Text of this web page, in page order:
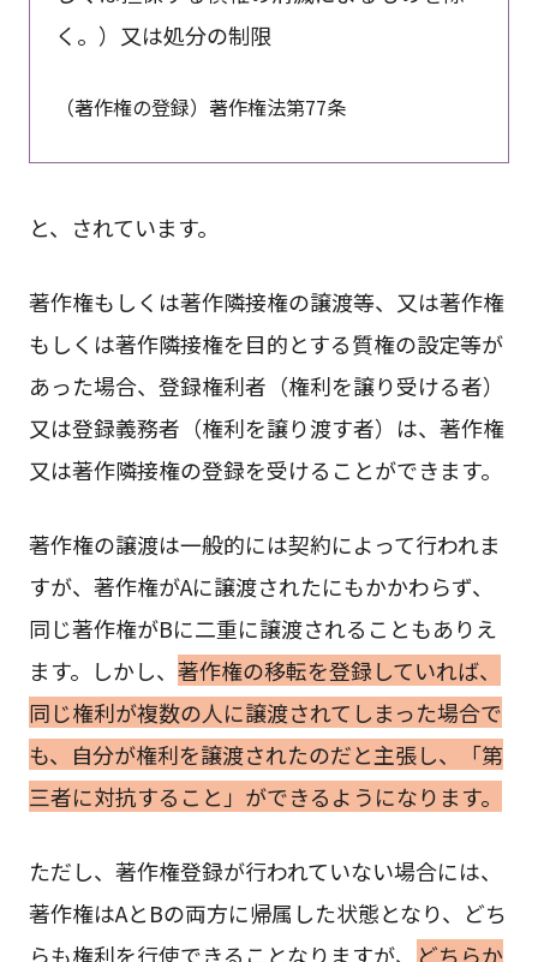
く。）又は処分の制限
（著作権の登録）著作権法第77条
と、されています。
著作権もしくは著作隣接権の譲渡等、又は著作権
もしくは著作隣接権を目的とする質権の設定等が
あった場合、登録権利者（権利を譲り受ける者）
又は登録義務者（権利を譲り渡す者）は、著作権
又は著作隣接権の登録を受けることができます。
著作権の譲渡は一般的には契約によって行われま
すが、著作権がAに譲渡されたにもかかわらず、
同じ著作権がBに二重に譲渡されることもありえ
ます。しかし、 著作権の移転を登録していれば、
同じ権利が複数の人に譲渡されてしまった場合で
も、自分が権利を譲渡されたのだと主張し、「第
三者に対抗すること」ができるようになります。
ただし、著作権登録が行われていない場合には、
著作権はAとBの両方に帰属した状態となり、どち
らも権利を行使できることなりますが、
どちらか